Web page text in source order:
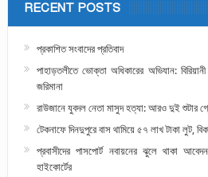
RECENT POSTS
প্রকাশিত সংবাদের প্রতিবাদ
পাহাড়তলীতে ভোক্তা অধিকারের অভিযান:
জরিমানা
রাউজানে যুবদল নেতা মাসুদ হত্যা: আরও দুই শুটার
টেকনাফে দিনদুপুরে বাস থামিয়ে ৫৭ লাখ টাকা লুট,
প্রবাসীদের পাসপোর্ট নবায়নের ঝুলে থাকা
হাইকোর্টের